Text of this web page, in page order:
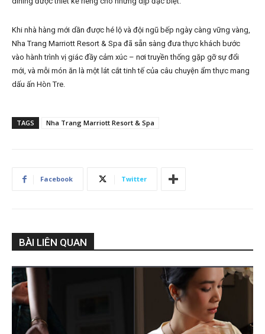
Khi nhà hàng mới dần được hé lộ và đội ngũ bếp ngày càng vững vàng,
Nha Trang Marriott Resort & Spa đã sẵn sàng đưa thực khách bước
vào hành trình vị giác đầy cảm xúc – nơi truyền thống gặp gỡ sự đổi
mới, và mỗi món ăn là một lát cắt tinh tế của câu chuyện ẩm thực mang
dấu ấn Hòn Tre.
TAGS Nha Trang Marriott Resort & Spa
Facebook Twitter
BÀI LIÊN QUAN